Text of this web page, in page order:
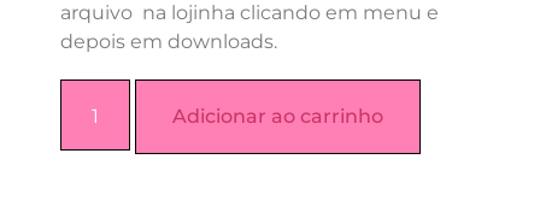
arquivo na lojinha clicando em menu e
depois em downloads.
Adicionar ao carrinho